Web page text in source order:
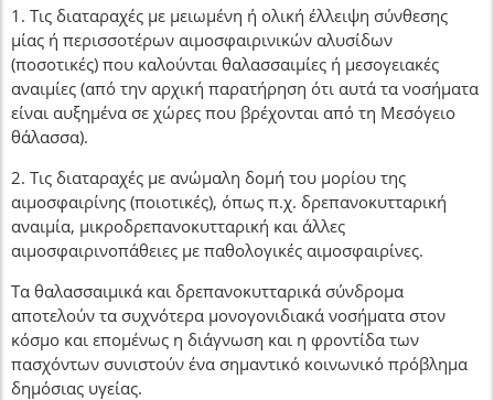
1. Τις διαταραχές με μειωμένη ή ολική έλλειψη σύνθεσης
μίας ή περισσοτέρων αιμοσφαιρινικών αλυσίδων
(ποσοτικές) που καλούνται θαλασσαιμίες ή μεσογειακές
αναιμίες (από την αρχική παρατήρηση ότι αυτά τα νοσήματα
είναι αυξημένα σε χώρες που βρέχονται από τη Μεσόγειο
θάλασσα).
2. Τις διαταραχές με ανώμαλη δομή του μορίου της
αιμοσφαιρίνης (ποιοτικές), όπως π.χ. δρεπανοκυτταρική
αναιμία, μικροδρεπανοκυτταρική και άλλες
αιμοσφαιρινοπάθειες με παθολογικές αιμοσφαιρίνες.
Τα θαλασσαιμικά και δρεπανοκυτταρικά σύνδρομα
αποτελούν τα συχνότερα μονογονιδιακά νοσήματα στον
κόσμο και επομένως η διάγνωση και η φροντίδα των
πασχόντων συνιστούν ένα σημαντικό κοινωνικό πρόβλημα
δημόσιας υγείας.